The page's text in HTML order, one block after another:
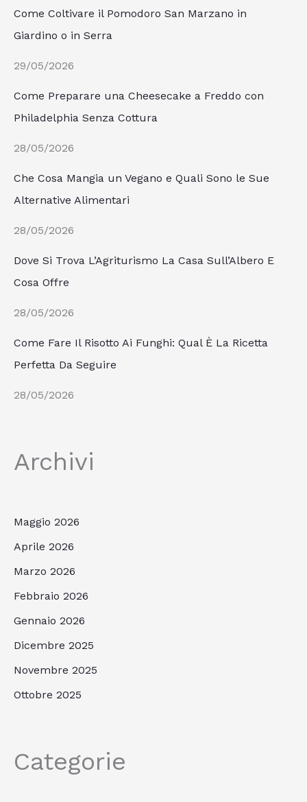
Come Coltivare il Pomodoro San Marzano in
Giardino o in Serra
29/05/2026
Come Preparare una Cheesecake a Freddo con
Philadelphia Senza Cottura
28/05/2026
Che Cosa Mangia un Vegano e Quali Sono le Sue
Alternative Alimentari
28/05/2026
Dove Si Trova L’Agriturismo La Casa Sull’Albero E
Cosa Offre
28/05/2026
Come Fare Il Risotto Ai Funghi: Qual È La Ricetta
Perfetta Da Seguire
28/05/2026
Archivi
Maggio 2026
Aprile 2026
Marzo 2026
Febbraio 2026
Gennaio 2026
Dicembre 2025
Novembre 2025
Ottobre 2025
Categorie